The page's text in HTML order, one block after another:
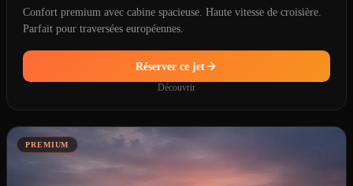
Confort premium avec cabine spacieuse. Haute vitesse de croisière.
Parfait pour traversées européennes.
Réserver ce jet
Découvrir
PREMIUM